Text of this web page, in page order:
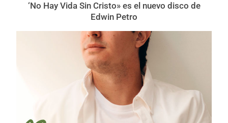
‘No Hay Vida Sin Cristo» es el nuevo disco de
Edwin Petro